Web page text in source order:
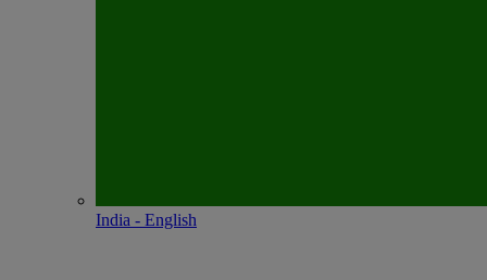
India - English